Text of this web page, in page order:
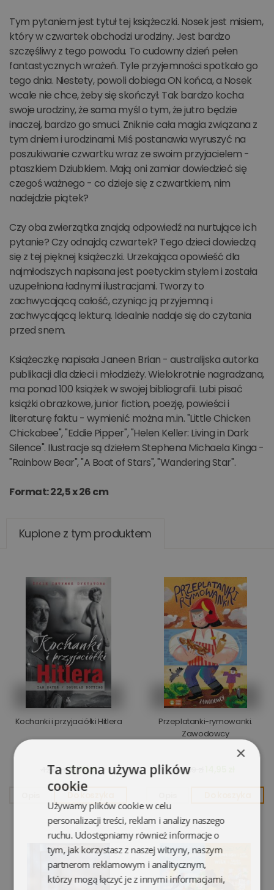
Tym pytaniem jest tytuł tej książeczki. Nosek jest misiem,
który w czwartek obchodzi urodziny. Jest bardzo
szczęśliwy z tego powodu. To cudowny dzień pełen
fantastycznych wrażeń. Tyle przyjemności spotkało go
tego dnia. Niestety, powoli dobiega ON końca, a Nosek
wcale nie chce, żeby się skończył. Tak bardzo kocha
swoje urodziny, że sama myśl o tym, że jutro będzie
inaczej, bardzo go smuci. Zniknie cała magia związana z
tym dniem i urodzinami. Miś postanawia wyruszyć na
poszukiwanie czwartku wraz ze swoim przyjacielem -
ptaszkiem Dziubkiem. Mają oni zamiar dowiedzieć się
czegoś ważnego - co dzieje się z czwartkiem, nim
nadejdzie piątek?
Czy oba zwierzątka znajdą odpowiedź na nurtujące ich
pytanie? Czy odnajdą czwartek? Tego dzieci dowiedzą
się z tej pięknej książeczki. Urzekająca opowieść dla
najmłodszych napisana jest poetyckim stylem i została
uzupełniona ładnymi ilustracjami. Tworzy to
zachwycającą całość, czyniąc ją przyjemną i
zachwycającą lekturą. Idealnie nadaje się do czytania
przed snem.
Książeczkę napisała Janeen Brian - australijska autorka
publikacji dla dzieci i młodzieży. Wielokrotnie nagradzana,
ma ponad 100 książek w swojej bibliografii. Lubi pisać
książki obrazkowe, junior fiction, poezję, powieści i
literaturę faktu - wymienić można m.in. "Little Chicken
Chickabee", "Eddie Pipper", "Helen Keller: Living in Dark
Silence". Ilustracje są dziełem Stephena Michaela Kinga -
"Rainbow Bear", "A Boat of Stars", "Wandering Star".
Format: 22,5 x 26 cm
Kupione z tym produktem
Kochanki i przyjaciółki Hitlera
42,80 zł11,75 zł
Przeplatanki-rymowanki.
Zawodowcy
32,99 zł
×
Ta strona używa plików
cookie
Używamy plików cookie w celu
personalizacji treści, reklam i analizy naszego
ruchu. Udostępniamy również informacje o
tym, jak korzystasz z naszej witryny, naszym
partnerom reklamowym i analitycznym,
którzy mogą łączyć je z innymi informacjami,